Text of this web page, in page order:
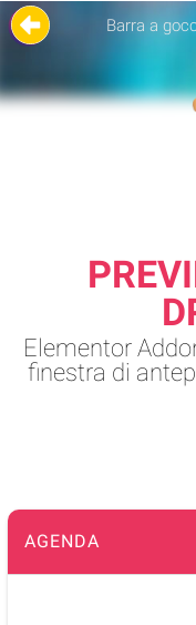
Barra a
Elementor
finestra di
AGENDA